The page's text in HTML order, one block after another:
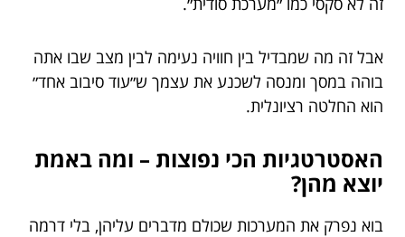
אבל זה מה שמבדיל בין חוויה נעימה לבין מצב שבו אתה
בוהה במסך ומנסה לשכנע את עצמך ש״עוד סיבוב אחד״
הוא החלטה רציונלית.
האסטרטגיות הכי נפוצות – ומה באמת
יוצא מהן?
בוא נפרק את המערכות שכולם מדברים עליהן, בלי דרמה